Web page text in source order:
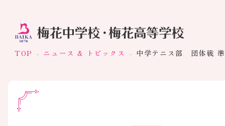
TOP ニュース & トピックス 中学テニス部 団体戦